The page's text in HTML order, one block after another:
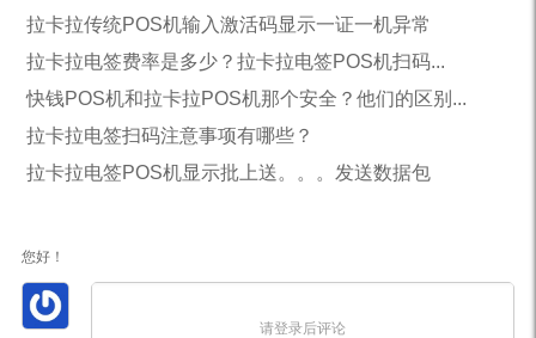
拉卡拉传统POS机输入激活码显示一证一机异常
拉卡拉电签费率是多少？拉卡拉电签POS机扫码...
快钱POS机和拉卡拉POS机那个安全？他们的区别...
拉卡拉电签扫码注意事项有哪些？
拉卡拉电签POS机显示批上送。。。发送数据包
您好！
请登录后评论